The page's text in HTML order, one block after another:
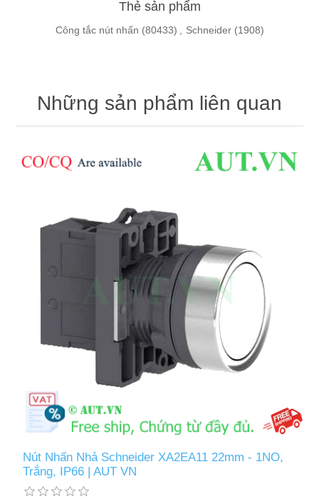
Thẻ sản phẩm
Công tắc nút nhấn (80433) , Schneider (1908)
Những sản phẩm liên quan
Nút Nhấn Nhả Schneider XA2EA11 22mm - 1NO,
Trắng, IP66 | AUT VN